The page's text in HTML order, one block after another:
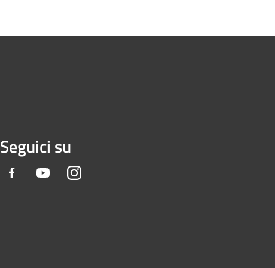
Seguici su
Facebook YoutubeInstagram